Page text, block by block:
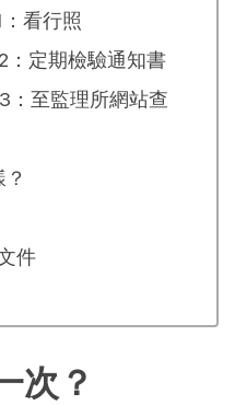
看行照
：定期檢驗通知書
：至監理所網站查
件
次？